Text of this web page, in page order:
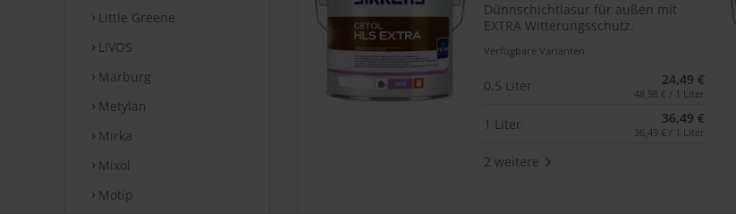
Little Greene
LIVOS
Marburg
Metylan
Mirka
Mixol
Motip
Dünnschichtlasur für außen mit
EXTRA Witterungsschutz.
Verfügbare Varianten
0,5 Liter 24,49 €
48,98 € / 1 Liter
1 Liter 36,49 €
36,49 € / 1 Liter
2 weitere